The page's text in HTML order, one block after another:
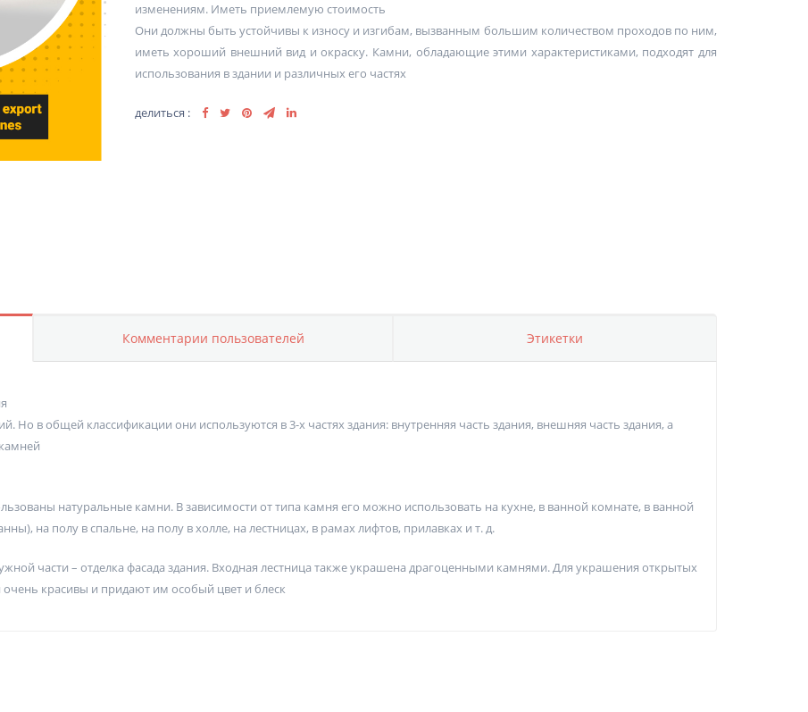
изменениям. Иметь приемлемую стоимость
Они должны быть устойчивы к износу и изгибам, вызванным большим количеством проходов по ним,
иметь хороший внешний вид и окраску. Камни, обладающие этими характеристиками, подходят для
использования в здании и различных его частях
делиться :
Комментарии пользователей Этикетки
в общей классификации они используются в 3-х частях здания: внутренняя часть здания, внешняя часть здания, а
натуральные камни. В зависимости от типа камня его можно использовать на кухне, в ванной комнате, в ванной
на полу в спальне, на полу в холле, на лестницах, в рамах лифтов, прилавках и т. д.
части – отделка фасада здания. Входная лестница также украшена драгоценными камнями. Для украшения открытых
красивы и придают им особый цвет и блеск